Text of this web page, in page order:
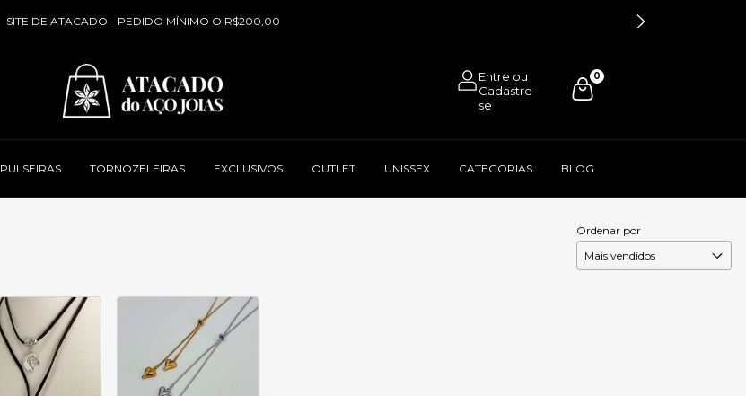
SITE DE ATACADO - PEDIDO MÍNIMO O R$200,00
0
PULSEIRAS TORNOZELEIRAS EXCLUSIVOS OUTLET UNISSEX CATEGORIAS BLOG
Ordenar por